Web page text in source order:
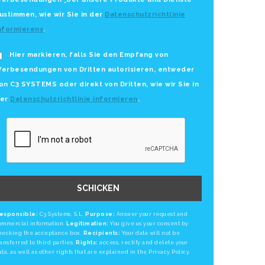
wie wir Sie in der Datenschutzrichtlinie
.
Hier markieren, falls Sie den Empfang von
von Dritten autorisieren, entweder
C3 SYSTEMS oder direkt von Dritten, wie wir Sie in
Datenschutzrichtlinie informieren.
SCHICKEN
C3 Systems, S.L. Purpose: Answer your request and
information. Legitimation: You give us your consent by
the acceptance box. Recipients: Your data will not be
to third parties. Rights: access, rectify and delete your
as well as other rights that are explained in the Privacy Policy.